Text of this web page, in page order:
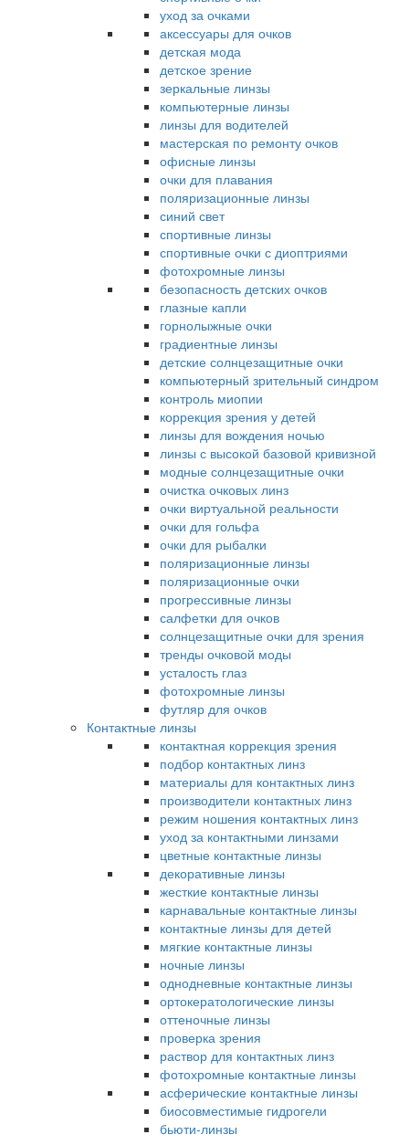
уход за очками
аксессуары для очков
детская мода
детское зрение
зеркальные линзы
компьютерные линзы
линзы для водителей
мастерская по ремонту очков
офисные линзы
очки для плавания
поляризационные линзы
синий свет
спортивные линзы
спортивные очки с диоптриями
фотохромные линзы
безопасность детских очков
глазные капли
горнолыжные очки
градиентные линзы
детские солнцезащитные очки
компьютерный зрительный синдром
контроль миопии
коррекция зрения у детей
линзы для вождения ночью
линзы с высокой базовой кривизной
модные солнцезащитные очки
очистка очковых линз
очки виртуальной реальности
очки для гольфа
очки для рыбалки
поляризационные линзы
поляризационные очки
прогрессивные линзы
салфетки для очков
солнцезащитные очки для зрения
тренды очковой моды
усталость глаз
фотохромные линзы
футляр для очков
Контактные линзы
контактная коррекция зрения
подбор контактных линз
материалы для контактных линз
производители контактных линз
режим ношения контактных линз
уход за контактными линзами
цветные контактные линзы
декоративные линзы
жесткие контактные линзы
карнавальные контактные линзы
контактные линзы для детей
мягкие контактные линзы
ночные линзы
однодневные контактные линзы
ортокератологические линзы
оттеночные линзы
проверка зрения
раствор для контактных линз
фотохромные контактные линзы
асферические контактные линзы
биосовместимые гидрогели
бьюти-линзы